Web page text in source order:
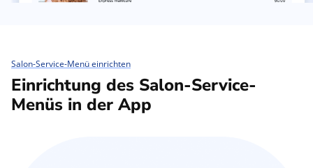
Salon-Service-Menü einrichten
Einrichtung des Salon-Service-
Menüs in der App